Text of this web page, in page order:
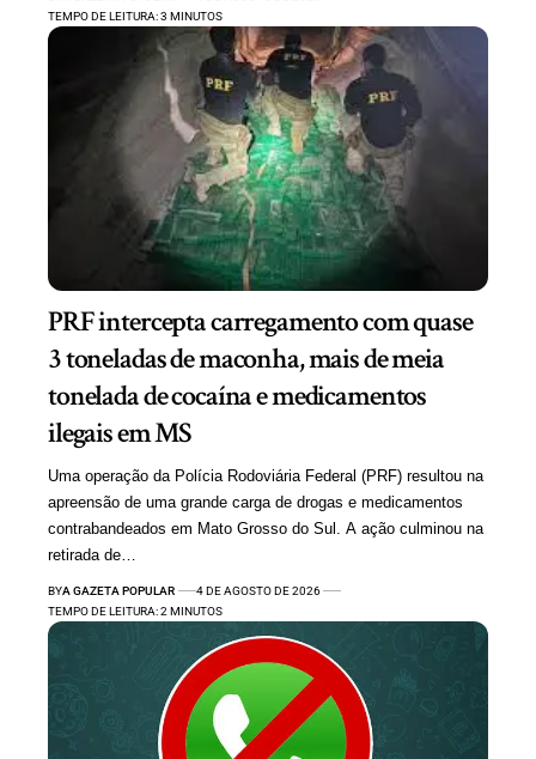
TEMPO DE LEITURA: 3 MINUTOS
PRF intercepta carregamento com quase
3 toneladas de maconha, mais de meia
tonelada de cocaína e medicamentos
ilegais em MS
Uma operação da Polícia Rodoviária Federal (PRF) resultou na
apreensão de uma grande carga de drogas e medicamentos
contrabandeados em Mato Grosso do Sul. A ação culminou na
retirada de…
BYA GAZETA POPULAR
4 DE AGOSTO DE 2026
TEMPO DE LEITURA: 2 MINUTOS